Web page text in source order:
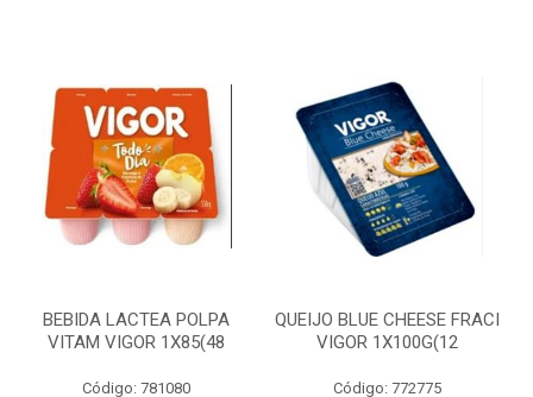
BEBIDA LACTEA POLPA
VITAM VIGOR 1X85(48
Código: 781080
QUEIJO BLUE CHEESE FRACI
VIGOR 1X100G(12
Código: 772775